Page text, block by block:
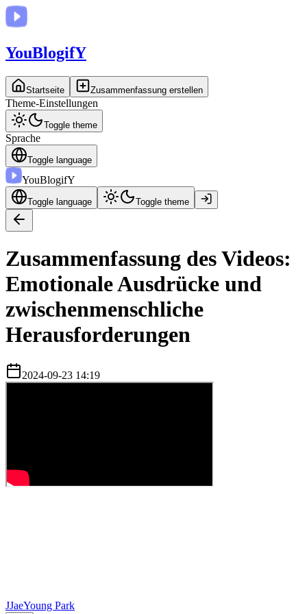
YouBlogifY
Startseite Zusammenfassung erstellen
Theme-Einstellungen
Toggle theme
Sprache
Toggle language
YouBlogifY
Toggle language Toggle theme
Zusammenfassung des Videos:
Emotionale Ausdrücke und
zwischenmenschliche
Herausforderungen
2024-09-23 14:19
JJaeYoung Park